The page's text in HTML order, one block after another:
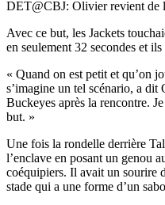
DET@CBJ: Olivier revient de
Avec ce but, les Jackets
en seulement 32 secondes et
« Quand on est petit et qu’on
s’imagine un tel scénario, a dit
Buckeyes après la rencontre.
but. »
Une fois la rondelle derrière
l’enclave en posant un genou
coéquipiers. Il avait un sourire
stade qui a une forme d’un